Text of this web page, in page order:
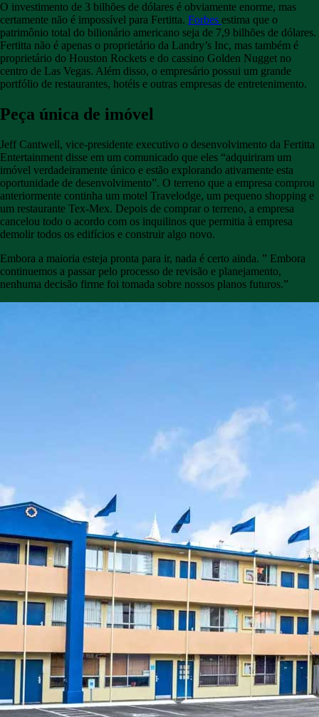
O investimento de 3 bilhões de dólares é obviamente enorme, mas
certamente não é impossível para Fertitta. Forbes estima que o
patrimônio total do bilionário americano seja de 7,9 bilhões de dólares.
Fertitta não é apenas o proprietário da Landry’s Inc, mas também é
proprietário do Houston Rockets e do cassino Golden Nugget no
centro de Las Vegas. Além disso, o empresário possui um grande
portfólio de restaurantes, hotéis e outras empresas de entretenimento.
Peça única de imóvel
Jeff Cantwell, vice-presidente executivo o desenvolvimento da Fertitta
Entertainment disse em um comunicado que eles “adquiriram um
imóvel verdadeiramente único e estão explorando ativamente esta
oportunidade de desenvolvimento”. O terreno que a empresa comprou
anteriormente continha um motel Travelodge, um pequeno shopping e
um restaurante Tex-Mex. Depois de comprar o terreno, a empresa
cancelou todo o acordo com os inquilinos que permitia à empresa
demolir todos os edifícios e construir algo novo.
Embora a maioria esteja pronta para ir, nada é certo ainda. ” Embora
continuemos a passar pelo processo de revisão e planejamento,
nenhuma decisão firme foi tomada sobre nossos planos futuros.”